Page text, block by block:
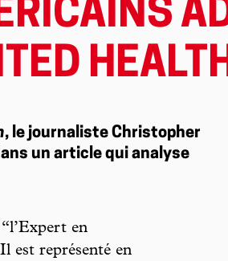
, le journaliste Christopher
un article qui analyse
en
est représenté en